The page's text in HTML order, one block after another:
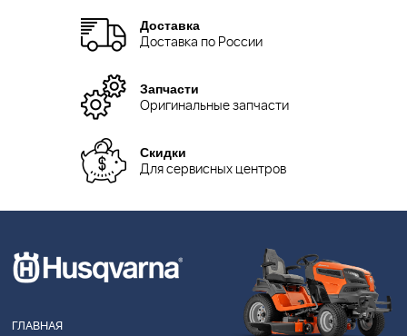
Доставка
Доставка по России
Запчасти
Оригинальные запчасти
Скидки
Для сервисных центров
ГЛАВНАЯ